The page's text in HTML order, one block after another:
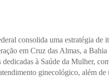
consolida uma estratégia de
em Cruz das Almas, a Bahia
à Saúde da Mulher,
ginecológico, além de